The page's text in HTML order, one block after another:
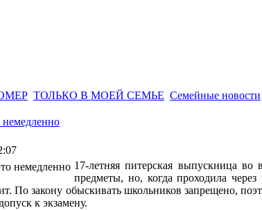
ТОЛЬКО В МОЕЙ СЕМЬЕ Семейные новости
17-летняя питерская выпускница
предметы, но, когда проходила
По закону обыскивать школьников запрещено,
к экзамену.